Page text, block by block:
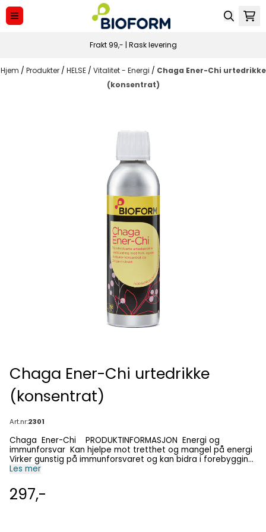
Hopp til innhold
Frakt 99,- | Rask levering
Hjem / Produkter / HELSE / Vitalitet - Energi / Chaga Ener-Chi urtedrikke
(konsentrat)
Chaga Ener-Chi urtedrikke
(konsentrat)
Art.nr:2301
Chaga Ener-Chi PRODUKTINFORMASJON Energi og
immunforsvar Kan hjelpe mot tretthet og mangel på energi
Virker gunstig på immunforsvaret og kan bidra i forebygging
av forkjølelse Kan bidra til hurtig energi ved anstrengelse
rød druejuice. De urte-ekstrakter som finnes i Ener-Chi er
nøye utvalgt og tilpasset hverandre i den hensikt å oppnå
Les mer
297,-